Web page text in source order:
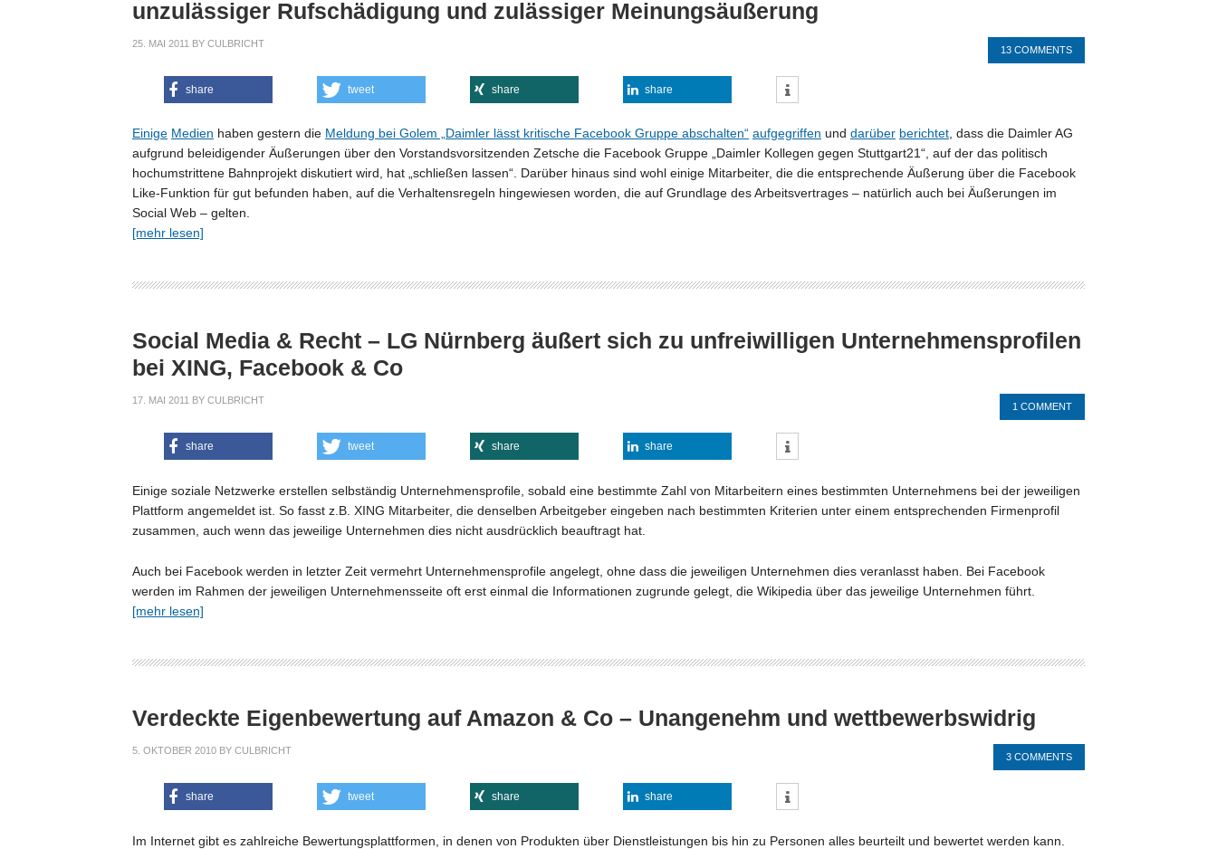
unzulässiger Rufschädigung und zulässiger Meinungsäußerung
25. MAI 2011 BY CULBRICHT
13 COMMENTS
share tweet share share
Einige Medien haben gestern die Meldung bei Golem „Daimler lässt kritische Facebook Gruppe abschalten“ aufgegriffen und darüber berichtet, dass die Daimler AG
aufgrund beleidigender Äußerungen über den Vorstandsvorsitzenden Zetsche die Facebook Gruppe „Daimler Kollegen gegen Stuttgart21“, auf der das politisch
hochumstrittene Bahnprojekt diskutiert wird, hat „schließen lassen“. Darüber hinaus sind wohl einige Mitarbeiter, die die entsprechende Äußerung über die Facebook
Like-Funktion für gut befunden haben, auf die Verhaltensregeln hingewiesen worden, die auf Grundlage des Arbeitsvertrages – natürlich auch bei Äußerungen im
Social Web – gelten.
[mehr lesen]
Social Media & Recht – LG Nürnberg äußert sich zu unfreiwilligen Unternehmensprofilen
bei XING, Facebook & Co
17. MAI 2011 BY CULBRICHT
1 COMMENT
share tweet share share
Einige soziale Netzwerke erstellen selbständig Unternehmensprofile, sobald eine bestimmte Zahl von Mitarbeitern eines bestimmten Unternehmens bei der jeweiligen
Plattform angemeldet ist. So fasst z.B. XING Mitarbeiter, die denselben Arbeitgeber eingeben nach bestimmten Kriterien unter einem entsprechenden Firmenprofil
zusammen, auch wenn das jeweilige Unternehmen dies nicht ausdrücklich beauftragt hat.
Auch bei Facebook werden in letzter Zeit vermehrt Unternehmensprofile angelegt, ohne dass die jeweiligen Unternehmen dies veranlasst haben. Bei Facebook
werden im Rahmen der jeweiligen Unternehmensseite oft erst einmal die Informationen zugrunde gelegt, die Wikipedia über das jeweilige Unternehmen führt.
[mehr lesen]
Verdeckte Eigenbewertung auf Amazon & Co – Unangenehm und wettbewerbswidrig
5. OKTOBER 2010 BY CULBRICHT
3 COMMENTS
share tweet share share
Im Internet gibt es zahlreiche Bewertungsplattformen, in denen von Produkten über Dienstleistungen bis hin zu Personen alles beurteilt und bewertet werden kann.